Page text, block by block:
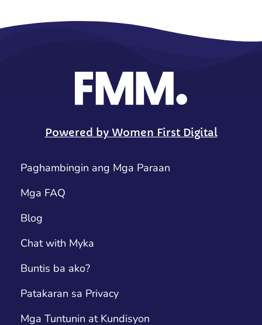
Powered by Women First Digital
Paghambingin ang Mga Paraan
Mga FAQ
Blog
Chat with Myka
Buntis ba ako?
Patakaran sa Privacy
Mga Tuntunin at Kundisyon